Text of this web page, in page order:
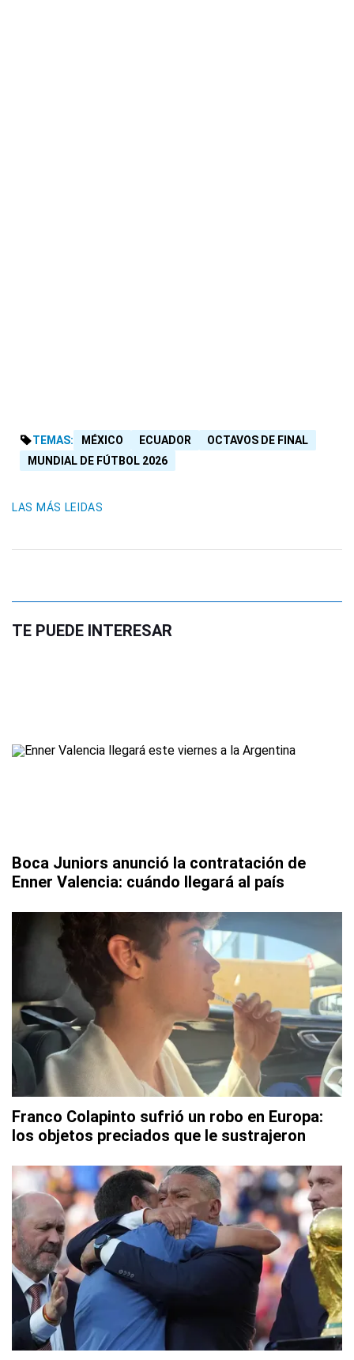
TEMAS: MÉXICO ECUADOR
OCTAVOS DE FINAL
MUNDIAL DE FÚTBOL 2026
LAS MÁS LEIDAS
TE PUEDE INTERESAR
Boca Juniors anunció la contratación de
Enner Valencia: cuándo llegará al país
Franco Colapinto sufrió un robo en Europa:
los objetos preciados que le sustrajeron